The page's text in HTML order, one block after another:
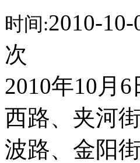
时间:2010-10-
次
2010年10月
西路、夹河
波路、金阳